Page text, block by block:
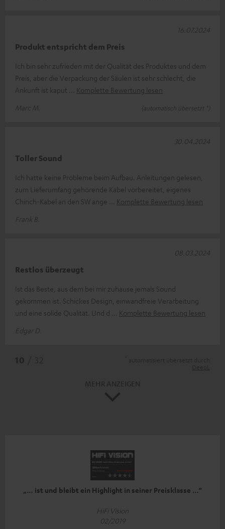
Produkt entspricht dem Preis
Ich bin sehr zufrieden mit der Qualität des Produktes und dem
Preis, aber die Verpackung der Säulen ist sehr schlecht, die
Ankunft ist kaput
Komplette Bewertung lesen
Marc M.
(automatisch übersetzt *)
16.07.2024
Toller Sound
Ich hatte keine Probleme beim Aufbau. Anleitungen gelesen,
zum Lieferumfang gehörende Kabel vorbereitet, eigenes
Chinch-Kabel an den SW ange
Komplette Bewertung lesen
Frank B.
30.04.2024
Restlos überzeugt
Ist das Beste, aus dem bei mir zuhause jemals Sound
gekommen ist. Schickes Design, einwandfreie Verarbeitung
und eine solide Qualität. Und d
Komplette Bewertung lesen
Edgar D.
08.03.2024
„… ist und bleibt ein Highlight in seiner Preisklasse …“
HiFi Vision
02/2019